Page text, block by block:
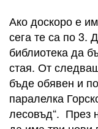
Ако доскоро е
сега те са по 3.
библиотека да
стая. От
бъде обявен и
паралелка
лесовъд“. През